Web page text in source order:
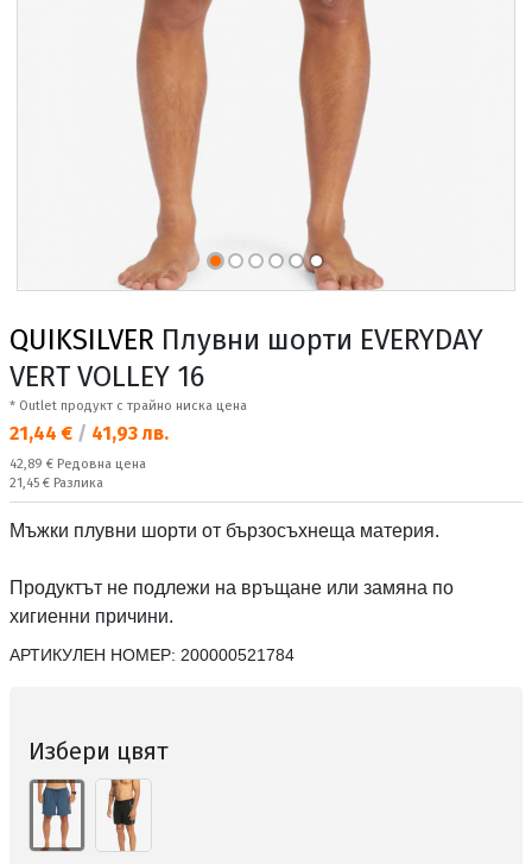
QUIKSILVER Плувни шорти EVERYDAY
VERT VOLLEY 16
* Outlet продукт с трайно ниска цена
Текуща цена:
21,44 € / 41,93 лв.
Редовна цена:
42,89 € Редовна цена
Спестявате:
21,45 € Разлика
Мъжки плувни шорти от бързосъхнеща материя.
Продуктът не подлежи на връщане или замяна по
хигиенни причини.
АРТИКУЛЕН НОМЕР: 200000521784
Избери цвят